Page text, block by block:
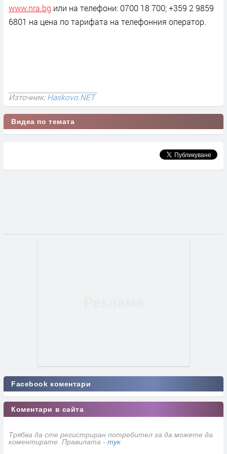
www.nra.bg или на телефони: 0700 18 700; +359 2 9859
6801 на цена по тарифата на телефонния оператор.
Източник:Haskovo.NET
Видеа по темата
Facebook коментари
Коментари в сайта
Трябва да сте регистриран потребител за да можете да
коментирате. Правилата - тук